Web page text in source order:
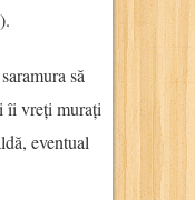
să
îi vreți murați
eventual